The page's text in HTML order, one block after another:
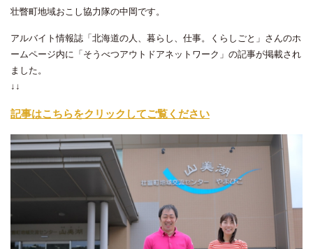
壮瞥町地域おこし協力隊の中岡です。
アルバイト情報誌「北海道の人、暮らし、仕事。くらしごと」さんのホ
ームページ内に「そうべつアウトドアネットワーク」の記事が掲載され
ました。
↓↓
記事はこちらをクリックしてご覧ください